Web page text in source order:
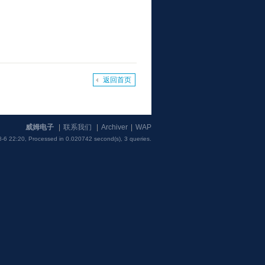
返回首页
威姆电子 联系我们 Archiver WAP
6 22:20, Processed in 0.020742 second(s), 3 queries